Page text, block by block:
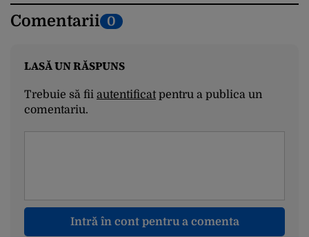
Comentarii 0
LASĂ UN RĂSPUNS
Trebuie să fii autentificatpentru a publica un
comentariu.
Intră în cont pentru a comenta